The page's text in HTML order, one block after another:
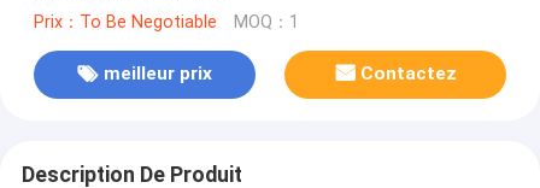
Prix：To Be Negotiable MOQ：1
meilleur prix Contactez
Description De Produit